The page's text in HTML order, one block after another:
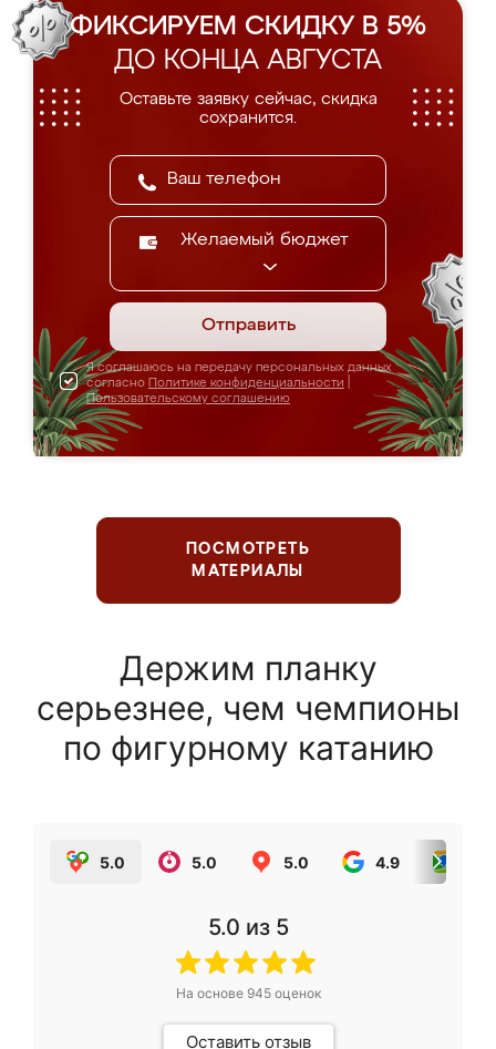
ФИКСИРУЕМ СКИДКУ В 5%
ДО КОНЦА АВГУСТА
Оставьте заявку сейчас, скидка
сохранится.
Желаемый бюджет
Отправить
Я соглашаюсь на передачу персональных данных
согласно Политике конфиденциальности
Пользовательскому соглашению
ПОСМОТРЕТЬ
МАТЕРИАЛЫ
Держим планку
серьезнее, чем чемпионы
по фигурному катанию
5.0 5.0 5.0 4.9
5.0 из 5
На основе 945оценок
Оставить отзыв